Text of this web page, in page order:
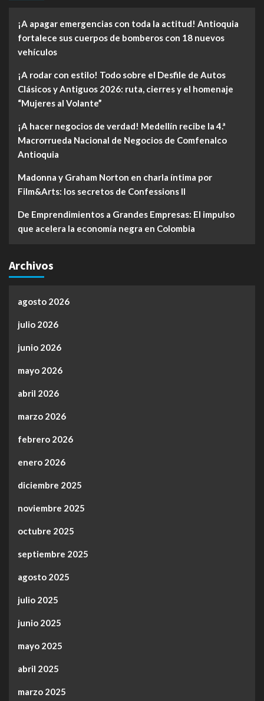
¡A apagar emergencias con toda la actitud! Antioquia
fortalece sus cuerpos de bomberos con 18 nuevos
vehículos
¡A rodar con estilo! Todo sobre el Desfile de Autos
Clásicos y Antiguos 2026: ruta, cierres y el homenaje
“Mujeres al Volante”
¡A hacer negocios de verdad! Medellín recibe la 4.ª
Macrorrueda Nacional de Negocios de Comfenalco
Antioquia
Madonna y Graham Norton en charla íntima por
Film&Arts: los secretos de Confessions II
De Emprendimientos a Grandes Empresas: El impulso
que acelera la economía negra en Colombia
Archivos
agosto 2026
julio 2026
junio 2026
mayo 2026
abril 2026
marzo 2026
febrero 2026
enero 2026
diciembre 2025
noviembre 2025
octubre 2025
septiembre 2025
agosto 2025
julio 2025
junio 2025
mayo 2025
abril 2025
marzo 2025